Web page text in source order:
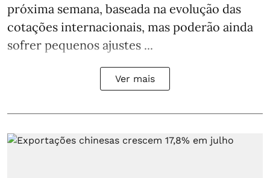
próxima semana, baseada na evolução das
cotações internacionais, mas poderão ainda
sofrer pequenos ajustes ...
Ver mais